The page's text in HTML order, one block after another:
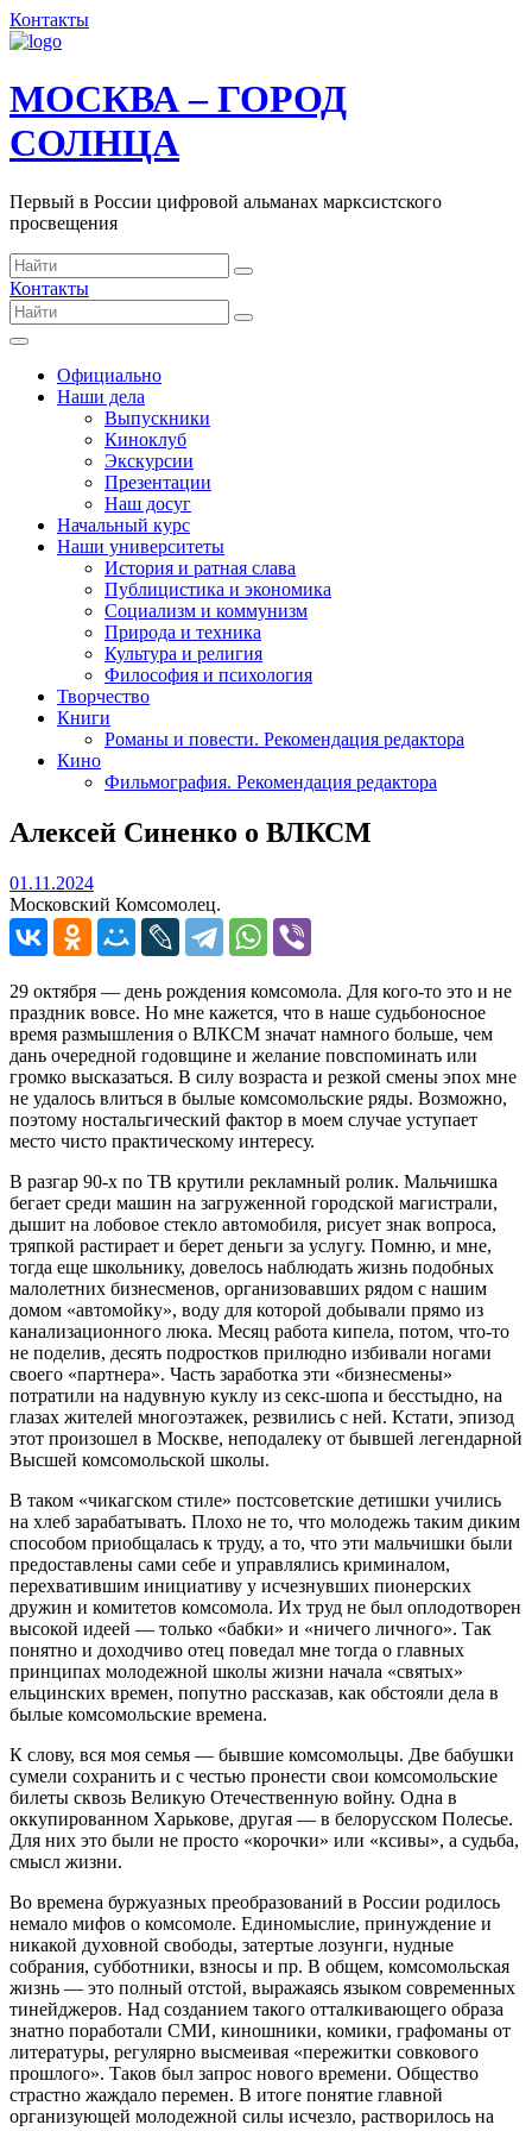
Контакты
МОСКВА – ГОРОД
СОЛНЦА
Первый в России цифровой альманах марксистского
просвещения
Контакты
Официально
Наши дела
Выпускники
Киноклуб
Экскурсии
Презентации
Наш досуг
Начальный курс
Наши университеты
История и ратная слава
Публицистика и экономика
Социализм и коммунизм
Природа и техника
Культура и религия
Философия и психология
Творчество
Книги
Романы и повести. Рекомендация редактора
Кино
Фильмография. Рекомендация редактора
Алексей Синенко о ВЛКСМ
01.11.202401.11.2024
Московский Комсомолец.
29 октября — день рождения комсомола. Для кого-то это и не
праздник вовсе. Но мне кажется, что в наше судьбоносное
время размышления о ВЛКСМ значат намного больше, чем
дань очередной годовщине и желание повспоминать или
громко высказаться. В силу возраста и резкой смены эпох мне
не удалось влиться в былые комсомольские ряды. Возможно,
поэтому ностальгический фактор в моем случае уступает
место чисто практическому интересу.
В разгар 90-х по ТВ крутили рекламный ролик. Мальчишка
бегает среди машин на загруженной городской магистрали,
дышит на лобовое стекло автомобиля, рисует знак вопроса,
тряпкой растирает и берет деньги за услугу. Помню, и мне,
тогда еще школьнику, довелось наблюдать жизнь подобных
малолетних бизнесменов, организовавших рядом с нашим
домом «автомойку», воду для которой добывали прямо из
канализационного люка. Месяц работа кипела, потом, что-то
не поделив, десять подростков прилюдно избивали ногами
своего «партнера». Часть заработка эти «бизнесмены»
потратили на надувную куклу из секс-шопа и бесстыдно, на
глазах жителей многоэтажек, резвились с ней. Кстати, эпизод
этот произошел в Москве, неподалеку от бывшей легендарной
Высшей комсомольской школы.
В таком «чикагском стиле» постсоветские детишки учились
на хлеб зарабатывать. Плохо не то, что молодежь таким диким
способом приобщалась к труду, а то, что эти мальчишки были
предоставлены сами себе и управлялись криминалом,
перехватившим инициативу у исчезнувших пионерских
дружин и комитетов комсомола. Их труд не был оплодотворен
высокой идеей — только «бабки» и «ничего личного». Так
понятно и доходчиво отец поведал мне тогда о главных
принципах молодежной школы жизни начала «святых»
ельцинских времен, попутно рассказав, как обстояли дела в
былые комсомольские времена.
К слову, вся моя семья — бывшие комсомольцы. Две бабушки
сумели сохранить и с честью пронести свои комсомольские
билеты сквозь Великую Отечественную войну. Одна в
оккупированном Харькове, другая — в белорусском Полесье.
Для них это были не просто «корочки» или «ксивы», а судьба,
смысл жизни.
Во времена буржуазных преобразований в России родилось
немало мифов о комсомоле. Единомыслие, принуждение и
никакой духовной свободы, затертые лозунги, нудные
собрания, субботники, взносы и пр. В общем, комсомольская
жизнь — это полный отстой, выражаясь языком современных
тинейджеров. Над созданием такого отталкивающего образа
знатно поработали СМИ, киношники, комики, графоманы от
литературы, регулярно высмеивая «пережитки совкового
прошлого». Таков был запрос нового времени. Общество
страстно жаждало перемен. В итоге понятие главной
организующей молодежной силы исчезло, растворилось на